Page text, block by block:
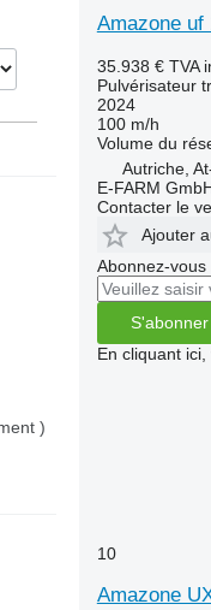
)
Amazone uf
35.938 € TVA
Pulvérisateur
2024
100 m/h
Volume du
Autriche,
E-FARM
Contacter le
Ajouter
Abonnez-
S'abonner
En cliquant
10
Amazone